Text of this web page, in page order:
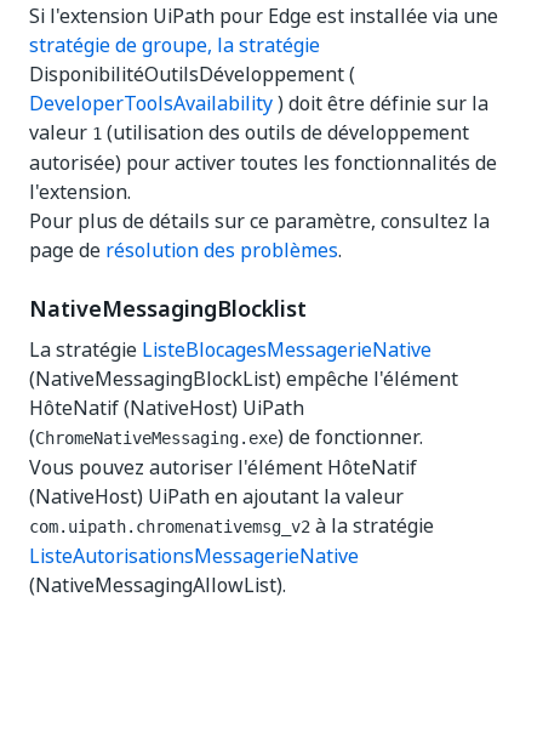
Si l'extension UiPath pour Edge est installée via une
stratégie de groupe, la stratégie
DisponibilitéOutilsDéveloppement (
DeveloperToolsAvailability) doit être définie sur la
valeur 1 (utilisation des outils de développement
autorisée) pour activer toutes les fonctionnalités de
l'extension.
Pour plus de détails sur ce paramètre, consultez la
page de résolution des problèmes.
NativeMessagingBlocklist
La stratégie ListeBlocagesMessagerieNative
(NativeMessagingBlockList) empêche l'élément
HôteNatif (NativeHost) UiPath
(ChromeNativeMessaging.exe) de fonctionner.
Vous pouvez autoriser l'élément HôteNatif
(NativeHost) UiPath en ajoutant la valeur
com.uipath.chromenativemsg_v2 à la stratégie
ListeAutorisationsMessagerieNative
(NativeMessagingAllowList).